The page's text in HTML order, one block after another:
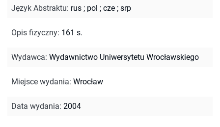
Język Abstraktu: rus ; pol ; cze ; srp
Opis fizyczny: 161 s.
Wydawca: Wydawnictwo Uniwersytetu Wrocławskiego
Miejsce wydania: Wrocław
Data wydania: 2004